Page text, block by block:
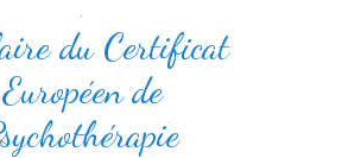
.
du Certificat
Européen de